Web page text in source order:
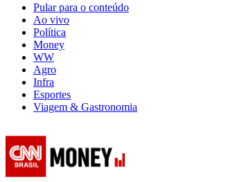
Pular para o conteúdo
Ao vivo
Política
Money
WW
Agro
Infra
Esportes
Viagem & Gastronomia